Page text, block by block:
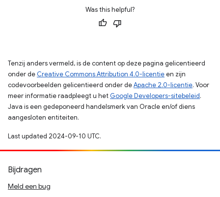
Was this helpful?
Tenzij anders vermeld, is de content op deze pagina gelicentieerd
onder de Creative Commons Attribution 4.0-licentieen zijn
codevoorbeelden gelicentieerd onder deApache 2.0-licentie. Voor
meer informatie raadpleegt u het Google Developers-sitebeleid.
Java is een gedeponeerd handelsmerk van Oracle en/of diens
aangesloten entiteiten.
Last updated 2024-09-10 UTC.
Bijdragen
Meld een bug